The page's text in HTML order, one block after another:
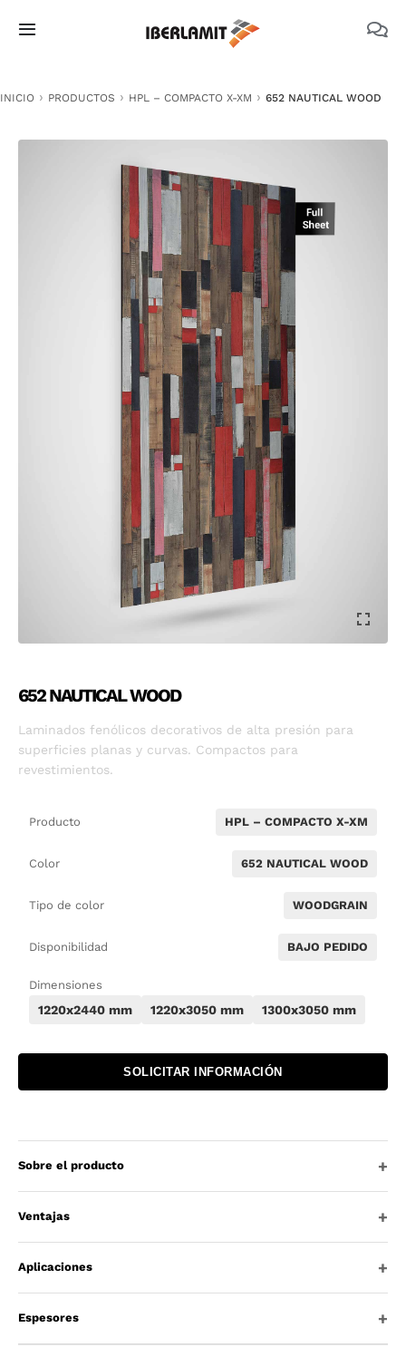
Toggle
NOSOTROS
DOCUMENTACIÓN TÉCNICA
MEDIO AMBIENTE
INICIO PRODUCTOS HPL – COMPACTO X-XM 652 NAUTICAL WOOD
652 NAUTICAL WOOD
Laminados fenólicos decorativos de alta presión para
superficies planas y curvas. Compactos para
revestimientos.
Producto HPL – COMPACTO X-XM
Color 652 NAUTICAL WOOD
Tipo de color WOODGRAIN
Disponibilidad BAJO PEDIDO
Dimensiones
1220x2440 mm 1220x3050 mm 1300x3050 mm
SOLICITAR INFORMACIÓN
Sobre el producto
Ventajas
Aplicaciones
Espesores